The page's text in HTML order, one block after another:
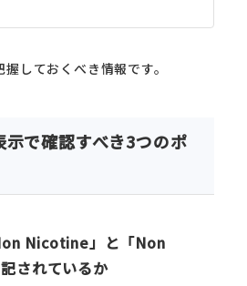
しておくべき情報です。
示で確認すべき3つのポ
Nicotine」と「Non
されているか